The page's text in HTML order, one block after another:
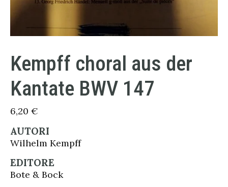
Kempff choral aus der
Kantate BWV 147
6,20 €
AUTORI
Wilhelm Kempff
EDITORE
Bote & Bock